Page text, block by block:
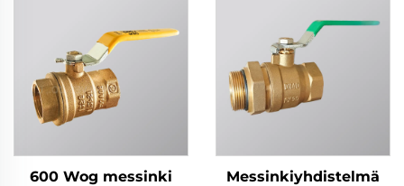
600 Wog messinki
Messinkiyhdistelmä